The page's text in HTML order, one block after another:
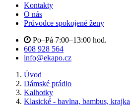
Kontakty
O nás
Průvodce spokojené ženy
Po–Pá 7:00–13:00 hod.
608 928 564
info@ekapo.cz
Úvod
Dámské prádlo
Kalhotky
Klasické - bavlna, bambus, krajka